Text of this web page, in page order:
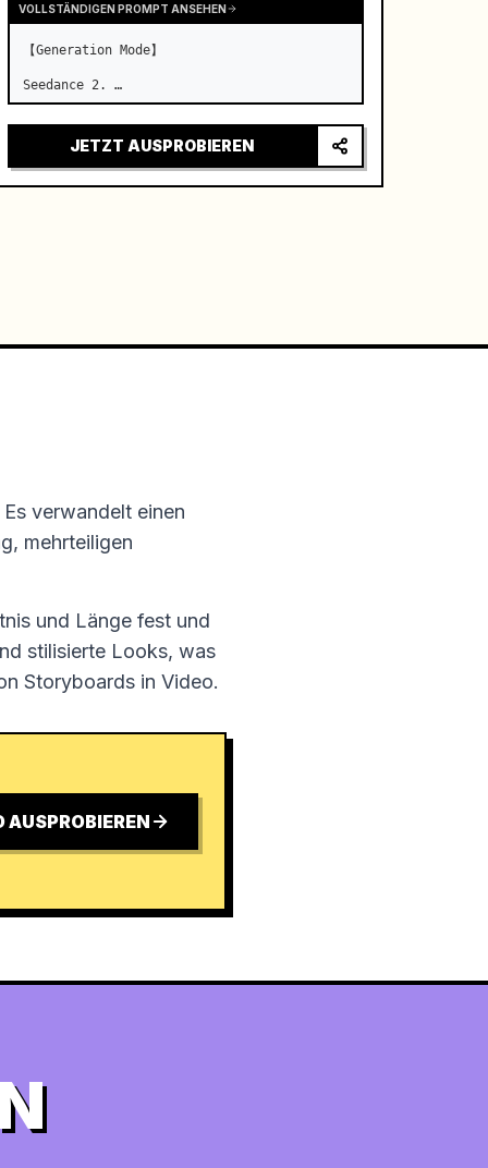
VOLLSTÄNDIGEN PROMPT ANSEHEN
【Generation Mode】
Seedance 2. …
JETZT AUSPROBIEREN
verwandelt einen
mehrteiligen
und Länge fest und
stilisierte Looks, was
Storyboards in Video.
AUSPROBIEREN